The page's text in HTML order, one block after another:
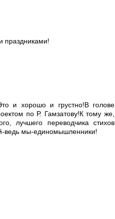
праздниками!
и хорошо и грустно!В голове
по Р. Гамзатову!К тому же,
лучшего переводчика стихов
ведь мы-единомышленники!